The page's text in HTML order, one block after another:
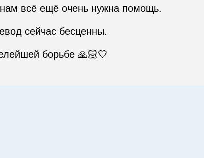
всё ещё очень нужна помощь.
сейчас бесценны.
борьбе 🙏🏻🤍